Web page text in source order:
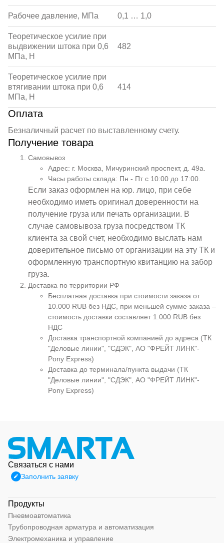
Рабочее давление, МПа 0,1 … 1,0
Теоретическое усилие при
выдвижении штока при 0,6
МПа, Н
482
Теоретическое усилие при
втягивании штока при 0,6
МПа, Н
414
Оплата
Безналичный расчет по выставленному счету.
Получение товара
Самовывоз
Адрес: г. Москва, Мичуринский проспект, д. 49а.
Часы работы склада: Пн - Пт с 10:00 до 17:00.
Если заказ оформлен на юр. лицо, при себе
необходимо иметь оригинал доверенности на
получение груза или печать организации. В
случае самовывоза груза посредством ТК
клиента за свой счет, необходимо выслать нам
доверительное письмо от организации на эту ТК и
оформленную транспортную квитанцию на забор
груза.
Доставка по территории РФ
Бесплатная доставка при стоимости заказа от
10.000 RUB без НДС, при меньшей сумме заказа –
стоимость доставки составляет 1.000 RUB без
НДС
Доставка транспортной компанией до адреса (ТК
"Деловые линии", "СДЭК", АО "ФРЕЙТ ЛИНК"-
Pony Express)
Доставка до терминала/пункта выдачи (ТК
"Деловые линии", "СДЭК", АО "ФРЕЙТ ЛИНК"-
Pony Express)
Связаться с нами
Заполнить заявку
Продукты
Пневмоавтоматика
Трубопроводная арматура и автоматизация
Электромеханика и управление